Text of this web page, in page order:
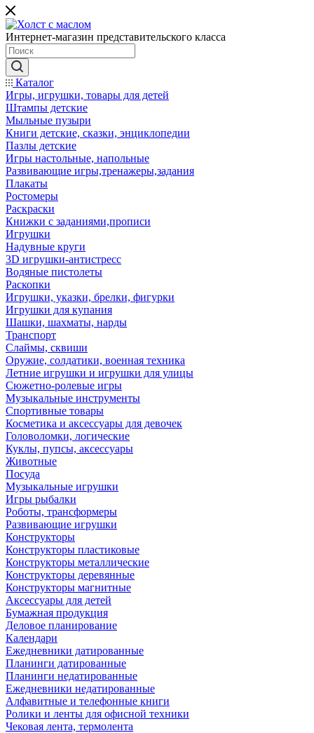
Интернет-магазин представительского класса
Каталог
Игры, игрушки, товары для детей
Штампы детские
Мыльные пузыри
Книги детские, сказки, энциклопедии
Пазлы детские
Игры настольные, напольные
Развивающие игры,тренажеры,задания
Плакаты
Ростомеры
Раскраски
Книжки с заданиями,прописи
Игрушки
Надувные круги
3D игрушки-антистресс
Водяные пистолеты
Раскопки
Игрушки, указки, брелки, фигурки
Игрушки для купания
Шашки, шахматы, нарды
Транспорт
Слаймы, сквиши
Оружие, солдатики, военная техника
Летние игрушки и игрушки для улицы
Сюжетно-ролевые игры
Музыкальные инструменты
Спортивные товары
Косметика и аксессуары для девочек
Головоломки, логические
Куклы, пупсы, аксессуары
Животные
Посуда
Музыкальные игрушки
Игры рыбалки
Роботы, трансформеры
Развивающие игрушки
Конструкторы
Конструкторы пластиковые
Конструкторы металлические
Конструкторы деревянные
Конструкторы магнитные
Аксессуары для детей
Бумажная продукция
Деловое планирование
Календари
Ежедневники датированные
Планинги датированные
Планинги недатированные
Ежедневники недатированные
Алфавитные и телефонные книги
Ролики и ленты для офисной техники
Чековая лента, термолента